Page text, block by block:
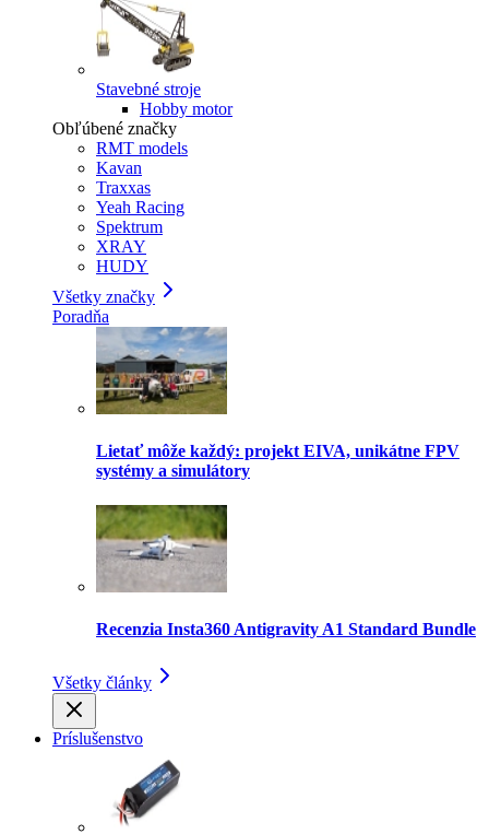
Stavebné stroje
Hobby motor
Obľúbené značky
RMT models
Kavan
Traxxas
Yeah Racing
Spektrum
XRAY
HUDY
Všetky značky
Poradňa
Lietať môže každý: projekt EIVA, unikátne FPV
systémy a simulátory
Recenzia Insta360 Antigravity A1 Standard Bundle
Všetky články
Príslušenstvo